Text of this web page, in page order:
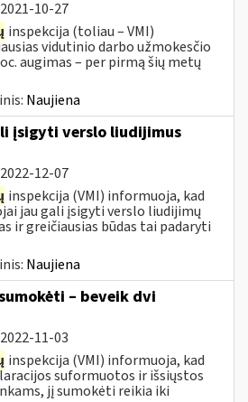
2021-10-27
inspekcija (toliau – VMI)
vidutinio darbo užmokesčio
augimas – per pirmą šių metų
Naujiena
įsigyti verslo liudijimus
2022-12-07
inspekcija (VMI) informuoja, kad
jau gali įsigyti verslo liudijimų
ir greičiausias būdas tai padaryti
Naujiena
– beveik dvi
2022-11-03
inspekcija (VMI) informuoja, kad
suformuotos ir išsiųstos
jį sumokėti reikia iki